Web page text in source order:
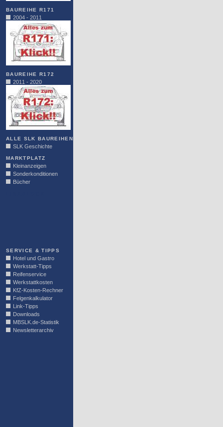
BAUREIHE R171
2004 - 2011
BAUREIHE R172
2011 - 2020
ALLE SLK BAUREIHEN
SLK Geschichte
MARKTPLATZ
Kleinanzeigen
Sonderkonditionen
Bücher
SERVICE & TIPPS
Hotel und Gastro
Werkstatt-Tipps
Reifenservice
Werkstattkosten
KfZ-Kosten-Rechner
Felgenkalkulator
Link-Tipps
Downloads
MBSLK.de-Statistik
Newsletterarchiv